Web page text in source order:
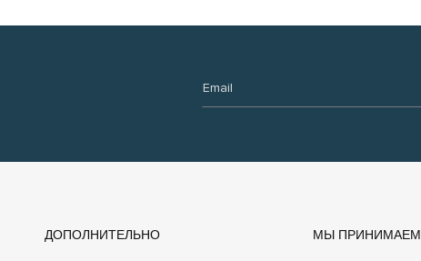
ДОПОЛНИТЕЛЬНО МЫ ПРИНИМАЕМ